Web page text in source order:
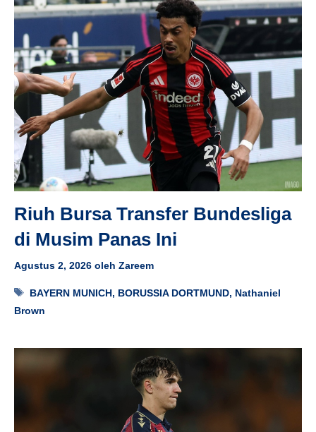
Riuh Bursa Transfer Bundesliga
di Musim Panas Ini
Agustus 2, 2026 oleh Zareem
Tag
BAYERN MUNICH, BORUSSIA DORTMUND, Nathaniel
Brown